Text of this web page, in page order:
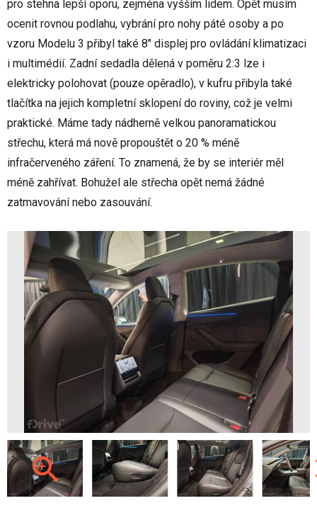
pro stehna lepší oporu, zejména vyšším lidem. Opět musím
ocenit rovnou podlahu, vybrání pro nohy páté osoby a po
vzoru Modelu 3 přibyl také 8" displej pro ovládání klimatizaci
i multimédií. Zadní sedadla dělená v poměru 2:3 lze i
elektricky polohovat (pouze opěradlo), v kufru přibyla také
tlačítka na jejich kompletní sklopení do roviny, což je velmi
praktické. Máme tady nádherně velkou panoramatickou
střechu, která má nově propouštět o 20 % méně
infračerveného záření. To znamená, že by se interiér měl
méně zahřívat. Bohužel ale střecha opět nemá žádné
zatmavování nebo zasouvání.